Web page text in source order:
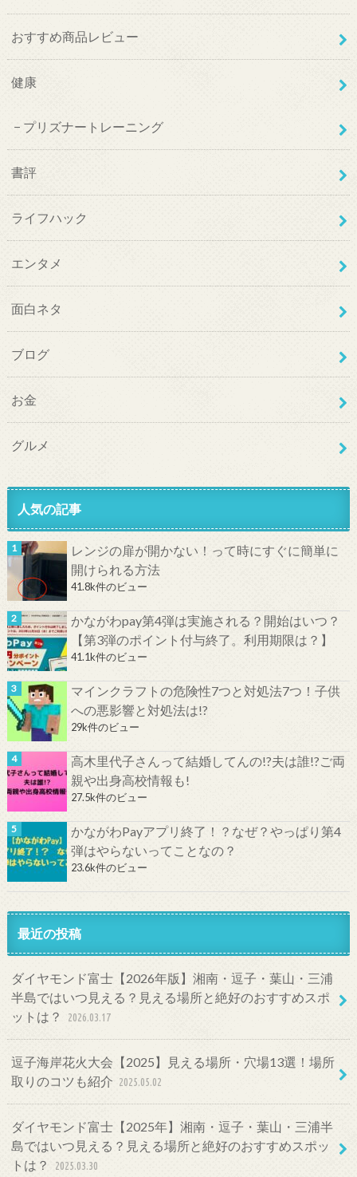
おすすめ商品レビュー
健康
プリズナートレーニング
書評
ライフハック
エンタメ
面白ネタ
ブログ
お金
グルメ
人気の記事
レンジの扉が開かない！って時にすぐに簡単に
開けられる方法
41.8k件のビュー
かながわpay第4弾は実施される？開始はいつ？
【第3弾のポイント付与終了。利用期限は？】
41.1k件のビュー
マインクラフトの危険性7つと対処法7つ！子供
への悪影響と対処法は!?
29k件のビュー
高木里代子さんって結婚してんの!?夫は誰!?ご両
親や出身高校情報も!
27.5k件のビュー
かながわPayアプリ終了！？なぜ？やっぱり第4
弾はやらないってことなの？
23.6k件のビュー
最近の投稿
ダイヤモンド富士【2026年版】湘南・逗子・葉山・三浦
半島ではいつ見える？見える場所と絶好のおすすめスポ
ットは？
2026.03.17
逗子海岸花火大会【2025】見える場所・穴場13選！場所
取りのコツも紹介 2025.05.02
ダイヤモンド富士【2025年】湘南・逗子・葉山・三浦半
島ではいつ見える？見える場所と絶好のおすすめスポッ
トは？
2025.03.30